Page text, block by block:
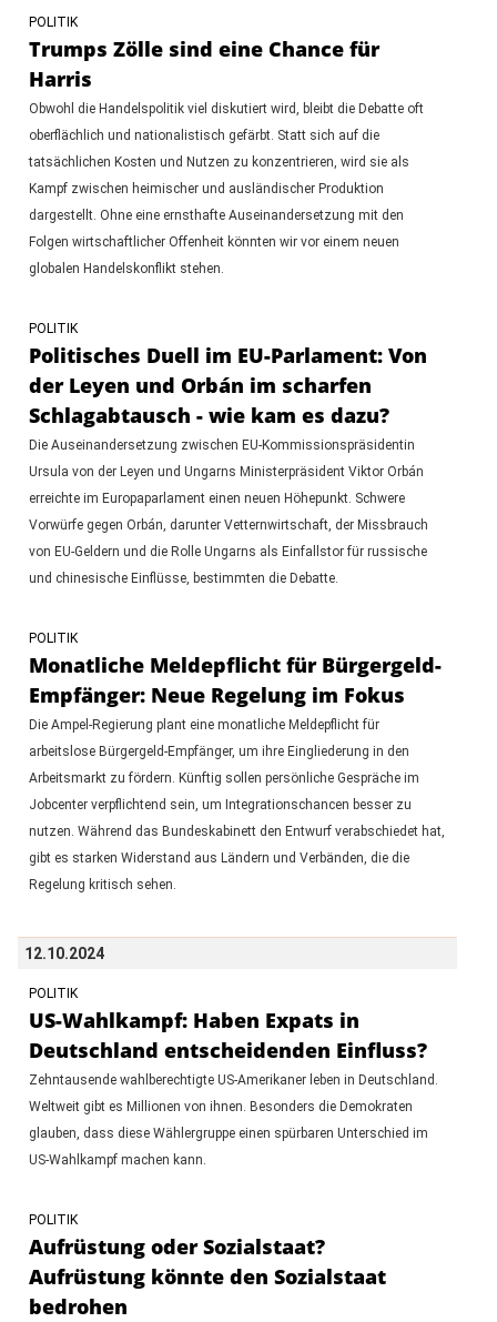
POLITIK
Trumps Zölle sind eine Chance für
Harris
Obwohl die Handelspolitik viel diskutiert wird, bleibt die Debatte oft
oberflächlich und nationalistisch gefärbt. Statt sich auf die
tatsächlichen Kosten und Nutzen zu konzentrieren, wird sie als
Kampf zwischen heimischer und ausländischer Produktion
dargestellt. Ohne eine ernsthafte Auseinandersetzung mit den
Folgen wirtschaftlicher Offenheit könnten wir vor einem neuen
globalen Handelskonflikt stehen.
POLITIK
Politisches Duell im EU-Parlament: Von
der Leyen und Orbán im scharfen
Schlagabtausch - wie kam es dazu?
Die Auseinandersetzung zwischen EU-Kommissionspräsidentin
Ursula von der Leyen und Ungarns Ministerpräsident Viktor Orbán
erreichte im Europaparlament einen neuen Höhepunkt. Schwere
Vorwürfe gegen Orbán, darunter Vetternwirtschaft, der Missbrauch
von EU-Geldern und die Rolle Ungarns als Einfallstor für russische
und chinesische Einflüsse, bestimmten die Debatte.
POLITIK
Monatliche Meldepflicht für Bürgergeld-
Empfänger: Neue Regelung im Fokus
Die Ampel-Regierung plant eine monatliche Meldepflicht für
arbeitslose Bürgergeld-Empfänger, um ihre Eingliederung in den
Arbeitsmarkt zu fördern. Künftig sollen persönliche Gespräche im
Jobcenter verpflichtend sein, um Integrationschancen besser zu
nutzen. Während das Bundeskabinett den Entwurf verabschiedet hat,
gibt es starken Widerstand aus Ländern und Verbänden, die die
Regelung kritisch sehen.
12.10.2024
POLITIK
US-Wahlkampf: Haben Expats in
Deutschland entscheidenden Einfluss?
Zehntausende wahlberechtigte US-Amerikaner leben in Deutschland.
Weltweit gibt es Millionen von ihnen. Besonders die Demokraten
glauben, dass diese Wählergruppe einen spürbaren Unterschied im
US-Wahlkampf machen kann.
POLITIK
Aufrüstung oder Sozialstaat?
Aufrüstung könnte den Sozialstaat
bedrohen